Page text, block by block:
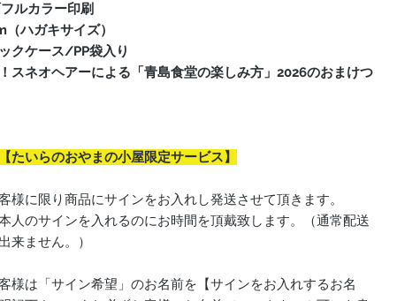
ルカラー印刷
ハガキサイズ）
クケース/PP袋入り
スネオヘアーによる「青島食堂の楽しみ方」2026のおまけつ
たいらのおやまの小屋限定サービス】
様に限り商品にサインをお入れし発送させて頂きます。
人のサインを入れるのにお時間を頂戴致します。（通常配送
来ません。）
様は「サイン希望」のお名前を【サインをお入れするお名